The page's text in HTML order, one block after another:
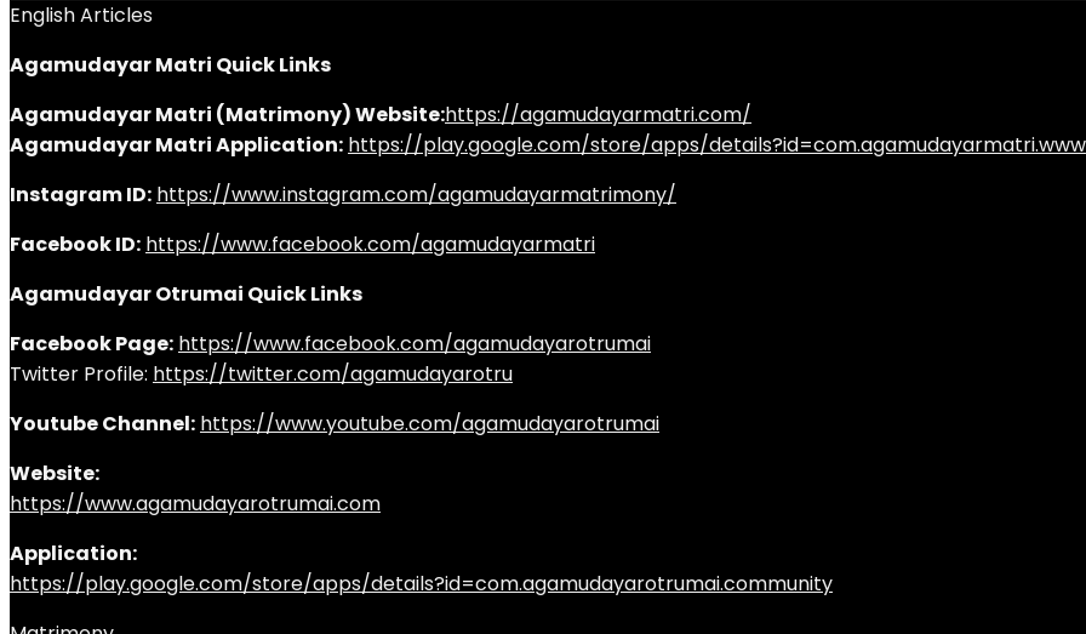
English Articles
Agamudayar Matri Quick Links
Agamudayar Matri (Matrimony) Website:https://agamudayarmatri.com/
Agamudayar Matri Application: https://play.google.com/store/apps/details?id=com.agamudayarmatri.www
Instagram ID: https://www.instagram.com/agamudayarmatrimony/
Facebook ID: https://www.facebook.com/agamudayarmatri
Agamudayar Otrumai Quick Links
Facebook Page: https://www.facebook.com/agamudayarotrumai
Twitter Profile: https://twitter.com/agamudayarotru
Youtube Channel: https://www.youtube.com/agamudayarotrumai
Website:
https://www.agamudayarotrumai.com
Application:
https://play.google.com/store/apps/details?id=com.agamudayarotrumai.community